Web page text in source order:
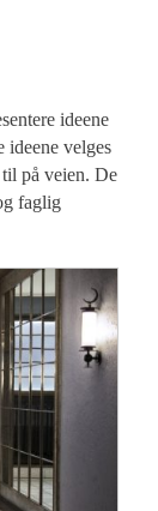
ideene
ideene velges
på veien. De
faglig